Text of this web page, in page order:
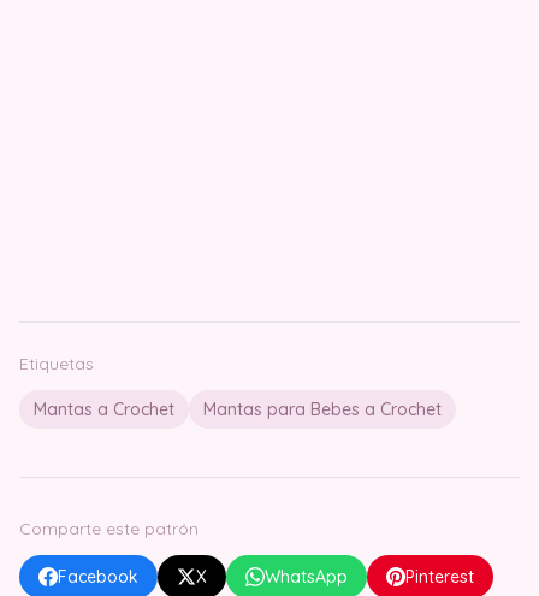
Etiquetas
Mantas a Crochet Mantas para Bebes a Crochet
Comparte este patrón
Facebook X WhatsApp Pinterest